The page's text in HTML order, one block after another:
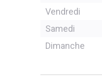
Vendredi
Samedi
Dimanche